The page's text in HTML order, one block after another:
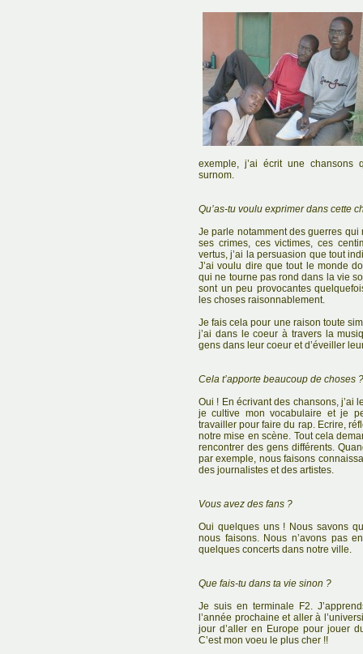
exemple, j’ai écrit une chansons
surnom.
Qu’as-tu voulu exprimer dans cette
Je parle notamment des guerres qui
ses crimes, ces victimes, ces
vertus, j’ai la persuasion que tout
J’ai voulu dire que tout le monde
qui ne tourne pas rond dans la vie
sont un peu provocantes
les choses raisonnablement.
Je fais cela pour une raison toute
j’ai dans le coeur à travers la
gens dans leur coeur et d’éveiller
Cela t’apporte beaucoup de choses ?
Oui ! En écrivant des chansons, j’ai
je cultive mon vocabulaire et je
travailler pour faire du rap. Ecrire,
notre mise en scène. Tout cela
rencontrer des gens différents.
par exemple, nous faisons
des journalistes et des artistes.
Vous avez des fans ?
Oui quelques uns ! Nous savons
nous faisons. Nous n’avons pas
quelques concerts dans notre ville.
Que fais-tu dans ta vie sinon ?
Je suis en terminale F2.
l’année prochaine et aller à
jour d’aller en Europe pour jouer
C’est mon voeu le plus cher !!